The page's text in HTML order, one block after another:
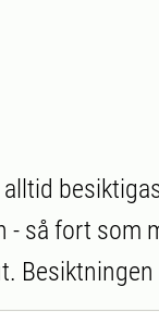
- så fort som